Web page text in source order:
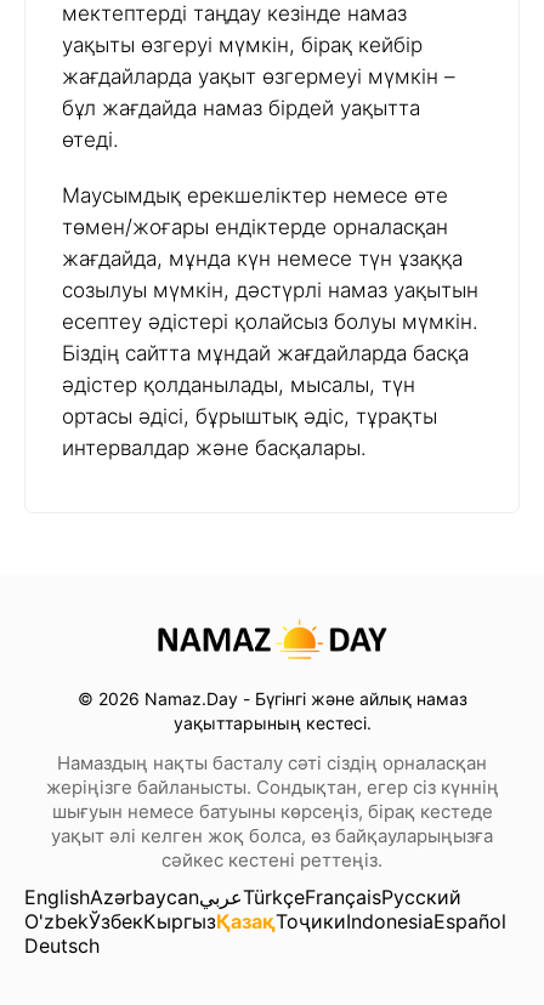
мектептерді таңдау кезінде намаз
уақыты өзгеруі мүмкін, бірақ кейбір
жағдайларда уақыт өзгермеуі мүмкін –
бұл жағдайда намаз бірдей уақытта
өтеді.
Маусымдық ерекшеліктер немесе өте
төмен/жоғары ендіктерде орналасқан
жағдайда, мұнда күн немесе түн ұзаққа
созылуы мүмкін, дәстүрлі намаз уақытын
есептеу әдістері қолайсыз болуы мүмкін.
Біздің сайтта мұндай жағдайларда басқа
әдістер қолданылады, мысалы, түн
ортасы әдісі, бұрыштық әдіс, тұрақты
интервалдар және басқалары.
© 2026 Namaz.Day - Бүгінгі және айлық намаз
уақыттарының кестесі.
Намаздың нақты басталу сәті сіздің орналасқан
жеріңізге байланысты. Сондықтан, егер сіз күннің
шығуын немесе батуыны көрсеңіз, бірақ кестеде
уақыт әлі келген жоқ болса, өз байқауларыңызға
сәйкес кестені реттеңіз.
EnglishAzərbaycanعربيTürkçeFrançaisРусский
O'zbekЎзбекКыргызҚазақТоҷикиIndonesiaEspañol
Deutsch